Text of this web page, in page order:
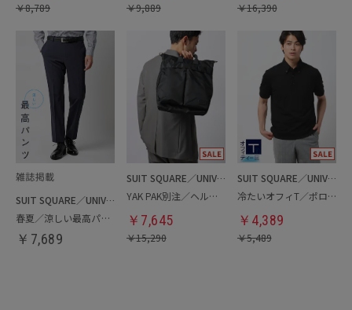
￥8,789 ￥9,889 ￥16,390
SUIT SQUARE／UNIVERSAL LANGUAGE
春夏／涼しい最高パンツ
￥ 7,689
SUIT SQUARE／UNIVERSAL LANGUAGE
YAK PAK別注／ヘルメットバッグ
￥ 7,645
￥15,290
SUIT SQUARE／UNIVERSAL LANGUAGE
冷たいオフィT／ポロシャツ
￥ 4,389
￥5,489